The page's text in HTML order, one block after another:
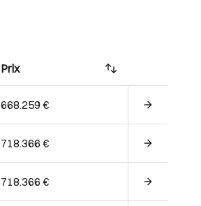
Prix
668.259 €
718.366 €
718.366 €